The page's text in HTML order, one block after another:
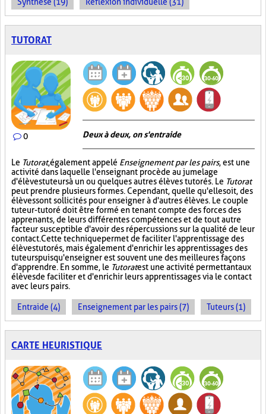
TUTORAT
0 Deux à deux, on s'entraide
Le Tutorat, également appelé Enseignement par les pairs, est une
activité dans laquelle l'enseignant procède au jumelage
d'élèves tuteurs à un ou quelques autres élèves tutorés. Le Tutorat
peut prendre plusieurs formes. Cependant, quelle qu'elle soit, des
élèves sont sollicités pour enseigner à d'autres élèves. Le couple
tuteur-tutoré doit être formé en tenant compte des forces des
apprenants, de leurs différentes compétences et de tout autre
facteur susceptible d'avoir des répercussions sur la qualité de leur
contact. Cette technique permet de faciliter l'apprentissage des
élèves tutorés, mais également d'enrichir les apprentissages des
tuteurs puisqu'enseigner est souvent une des meilleures façons
d'apprendre. En somme, le Tutoratest une activité permettant aux
élèves de faciliter et d'enrichir leurs apprentissages via le contact
avec leurs pairs.
Entraide (4) Enseignement par les pairs (7) Tuteurs (1)
CARTE HEURISTIQUE